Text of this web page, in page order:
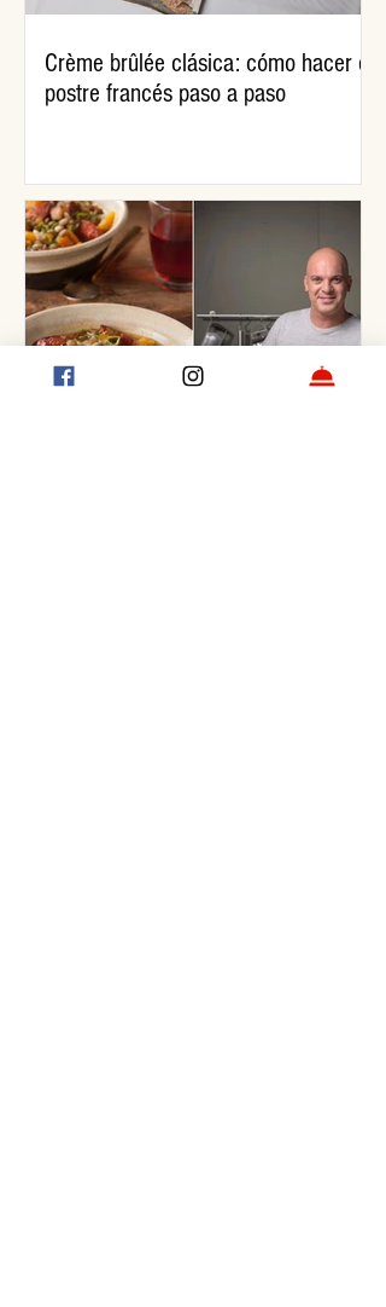
Crème brûlée clásica: cómo hacer el
postre francés paso a paso